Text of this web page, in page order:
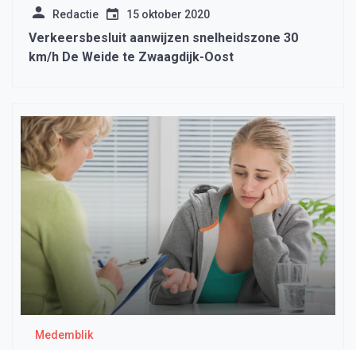
Redactie 15 oktober 2020
Verkeersbesluit aanwijzen snelheidszone 30
km/h De Weide te Zwaagdijk-Oost
Medemblik